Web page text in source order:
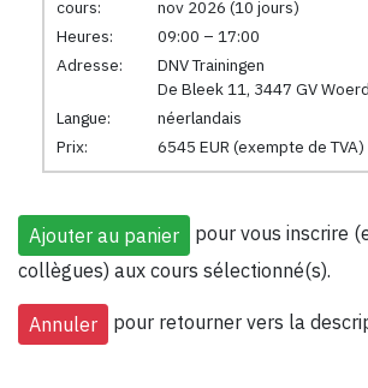
cours:
nov 2026 (10 jours)
Heures:
09:00 – 17:00
Adresse:
DNV Trainingen
De Bleek 11, 3447 GV
Langue:
néerlandais
Prix:
6545 EUR (exempte de TVA)
pour vous inscrire
collègues) aux cours sélectionné(s).
pour retourner vers la